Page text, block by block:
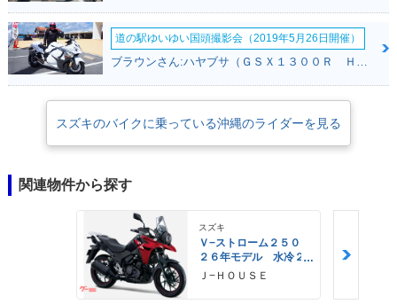
道の駅ゆいゆい国頭撮影会（2019年5月26日開催）
スズキのバイクに乗っている沖縄のライダーを見る
関連物件から探す
スズキ
Ｖ−ストローム２５０
２６年モデル 水冷２
気筒エンジン ＬＥＤ
Ｊ−ＨＯＵＳＥ